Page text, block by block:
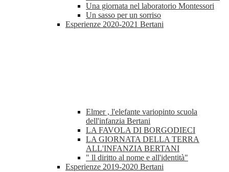
Una giornata nel laboratorio Montessori
Un sasso per un sorriso
Esperienze 2020-2021 Bertani
Elmer , l'elefante variopinto scuola
dell'infanzia Bertani
LA FAVOLA DI BORGODIECI
LA GIORNATA DELLA TERRA
ALL'INFANZIA BERTANI
" ll diritto al nome e all'identità"
Esperienze 2019-2020 Bertani